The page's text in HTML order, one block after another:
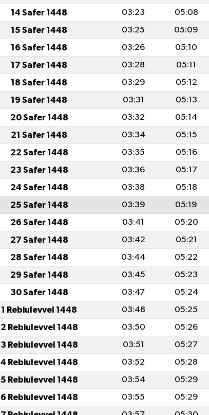
14 Safer 1448 03:23 05:08
15 Safer 1448 03:25 05:09
16 Safer 1448 03:26 05:10
17 Safer 1448 03:28 05:11
18 Safer 1448 03:29 05:12
19 Safer 1448 03:31 05:13
20 Safer 1448 03:32 05:14
21 Safer 1448 03:34 05:15
22 Safer 1448 03:35 05:16
23 Safer 1448 03:36 05:17
24 Safer 1448 03:38 05:18
25 Safer 1448 03:39 05:19
26 Safer 1448 03:41 05:20
27 Safer 1448 03:42 05:21
28 Safer 1448 03:44 05:22
29 Safer 1448 03:45 05:23
30 Safer 1448 03:47 05:24
1 Rebiulevvel 1448 03:48 05:25
2 Rebiulevvel 1448 03:50 05:26
3 Rebiulevvel 1448 03:51 05:27
4 Rebiulevvel 1448 03:52 05:28
5 Rebiulevvel 1448 03:54 05:29
6 Rebiulevvel 1448 03:55 05:29